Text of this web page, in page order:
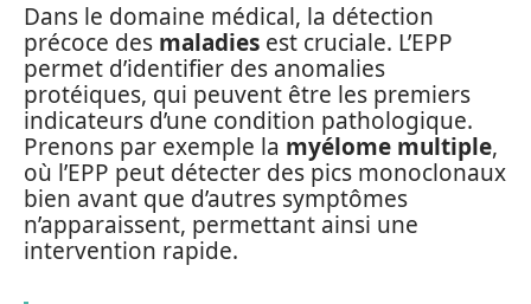
Dans le domaine médical, la détection
précoce des maladies est cruciale. L’EPP
permet d’identifier des anomalies
protéiques, qui peuvent être les premiers
indicateurs d’une condition pathologique.
Prenons par exemple la myélome multiple,
où l’EPP peut détecter des pics monoclonaux
bien avant que d’autres symptômes
n’apparaissent, permettant ainsi une
intervention rapide.